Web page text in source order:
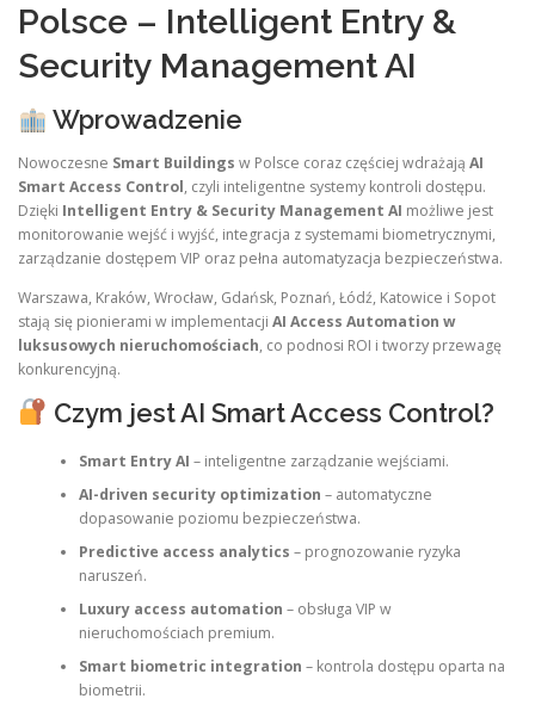
Polsce – Intelligent Entry &
Security Management AI
Wprowadzenie
Nowoczesne Smart Buildings w Polsce coraz częściej wdrażają AI
Smart Access Control, czyli inteligentne systemy kontroli dostępu.
Dzięki Intelligent Entry & Security Management AI możliwe jest
monitorowanie wejść i wyjść, integracja z systemami biometrycznymi,
zarządzanie dostępem VIP oraz pełna automatyzacja bezpieczeństwa.
Warszawa, Kraków, Wrocław, Gdańsk, Poznań, Łódź, Katowice i Sopot
stają się pionierami w implementacji AI Access Automation w
luksusowych nieruchomościach, co podnosi ROI i tworzy przewagę
konkurencyjną.
Czym jest AI Smart Access Control?
Smart Entry AI – inteligentne zarządzanie wejściami.
AI-driven security optimization – automatyczne
dopasowanie poziomu bezpieczeństwa.
Predictive access analytics – prognozowanie ryzyka
naruszeń.
Luxury access automation – obsługa VIP w
nieruchomościach premium.
Smart biometric integration – kontrola dostępu oparta na
biometrii.